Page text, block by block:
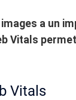
a un
Vitals
Vitals